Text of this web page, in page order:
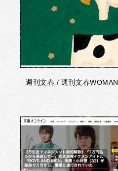
週刊文春 / 週刊文春WOMAN